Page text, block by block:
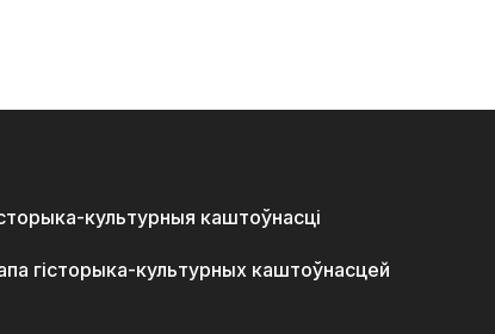
культурныя каштоўнасці
гісторыка-культурных каштоўнасцей